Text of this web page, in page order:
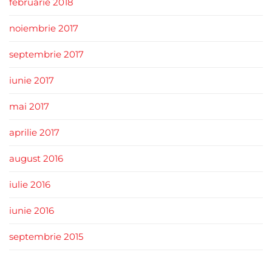
noiembrie 2017
septembrie 2017
iunie 2017
mai 2017
aprilie 2017
august 2016
iulie 2016
iunie 2016
septembrie 2015